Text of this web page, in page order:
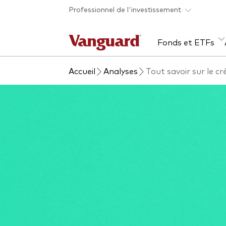
Skip to main content
Professionnel de l'investissement
Fonds et ETFs
Tous les produits
Liste des analyses
À propos de Vanguard
Accueil Analyses Tout savoir sur le